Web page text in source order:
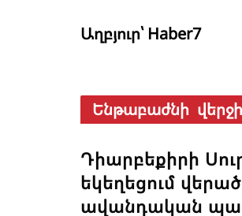
Աղբյուր՝ Haber7
Ենթաբաժնի
Դիարբեքիրի
եկեղեցում
ավանդական